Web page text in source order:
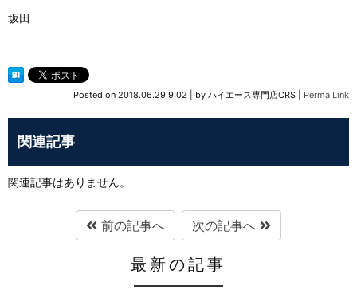
坂田
Posted on 2018.06.29 9:02 by ハイエース専門店CRS Perma Link
関連記事
関連記事はありません。
前の記事へ 次の記事へ
最新の記事